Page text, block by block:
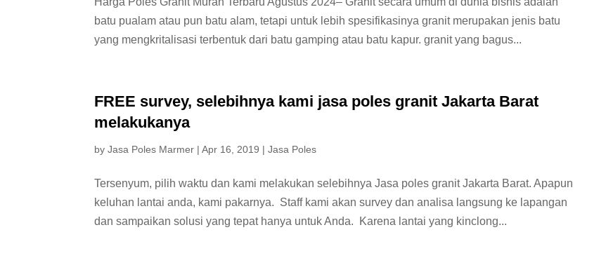
batu pualam atau pun batu alam, tetapi untuk lebih spesifikasinya granit merupakan jenis batu
yang mengkritalisasi terbentuk dari batu gamping atau batu kapur. granit yang bagus...
FREE survey, selebihnya kami jasa poles granit Jakarta Barat
melakukanya
byJasa Poles Marmer |Apr 16, 2019 |Jasa Poles
Tersenyum, pilih waktu dan kami melakukan selebihnya Jasa poles granit Jakarta Barat. Apapun
keluhan lantai anda, kami pakarnya. Staff kami akan survey dan analisa langsung ke lapangan
dan sampaikan solusi yang tepat hanya untuk Anda. Karena lantai yang kinclong...